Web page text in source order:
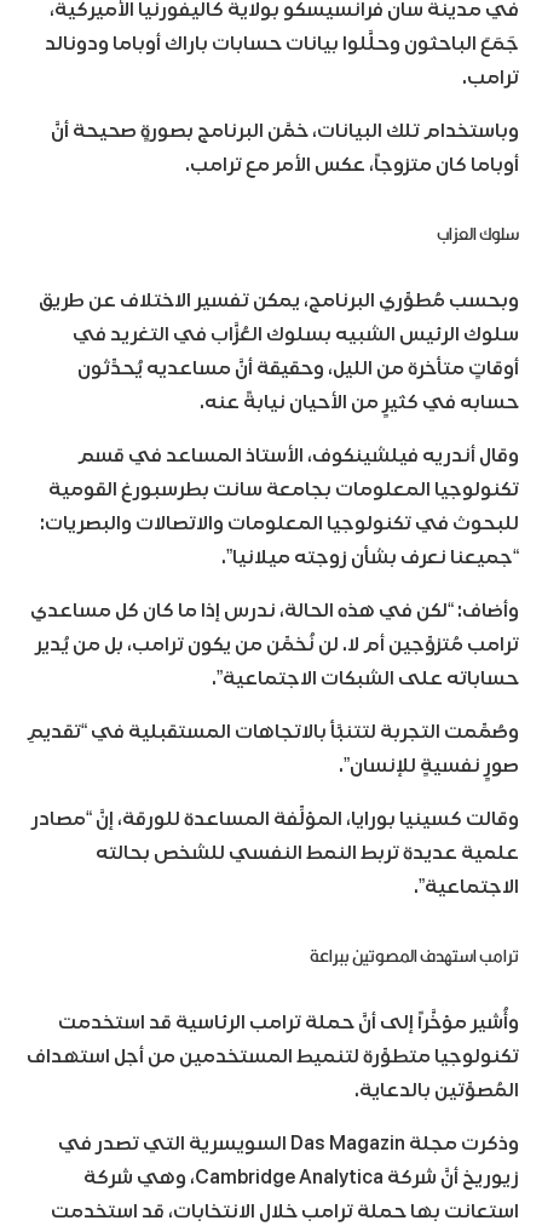
في مدينة سان فرانسيسكو بولاية كاليفورنيا الأميركية،
جَمَعَ الباحثون وحلَّلوا بيانات حسابات باراك أوباما ودونالد
ترامب.
وباستخدام تلك البيانات، خمَّن البرنامج بصورةٍ صحيحة أنَّ
أوباما كان متزوجاً، عكس الأمر مع ترامب.
سلوك العزاب
وبحسب مُطوِّري البرنامج، يمكن تفسير الاختلاف عن طريق
سلوك الرئيس الشبيه بسلوك العُزَّاب في التغريد في
أوقاتٍ متأخرة من الليل، وحقيقة أنَّ مساعديه يُحدِّثون
حسابه في كثيرٍ من الأحيان نيابةً عنه.
وقال أندريه فيلشينكوف، الأستاذ المساعد في قسم
تكنولوجيا المعلومات بجامعة سانت بطرسبورغ القومية
للبحوث في تكنولوجيا المعلومات والاتصالات والبصريات:
“جميعنا نعرف بشأن زوجته ميلانيا”.
وأضاف: “لكن في هذه الحالة، ندرس إذا ما كان كل مساعدي
ترامب مُتزوِّجين أم لا. لن نُخمِّن من يكون ترامب، بل من يُدير
حساباته على الشبكات الاجتماعية”.
وصُمِّمت التجربة لتتنبَّأ بالاتجاهات المستقبلية في “تقديمِ
صورٍ نفسيةٍ للإنسان”.
وقالت كسينيا بورايا، المؤلِّفة المساعدة للورقة، إنَّ “مصادر
علمية عديدة تربط النمط النفسي للشخص بحالته
الاجتماعية”.
ترامب استهدف المصوتين ببراعة
وأُشير مؤخَّراً إلى أنَّ حملة ترامب الرئاسية قد استخدمت
تكنولوجيا متطوِّرة لتنميط المستخدمين من أجل استهداف
المُصوِّتين بالدعاية.
وذكرت مجلة Das Magazin السويسرية التي تصدر في
زيوريخ أنَّ شركة Cambridge Analytica، وهي شركة
استعانت بها حملة ترامب خلال الانتخابات، قد استخدمت